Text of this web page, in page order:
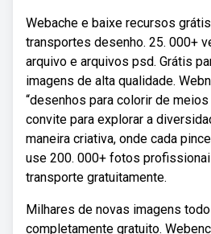
Webache e baixe recursos
transportes desenho. 25. 000+
arquivo e arquivos psd. Grátis
imagens de alta qualidade.
“desenhos para colorir de
convite para explorar a
maneira criativa, onde cada
use 200. 000+ fotos
transporte gratuitamente.
Milhares de novas imagens
completamente gratuito.